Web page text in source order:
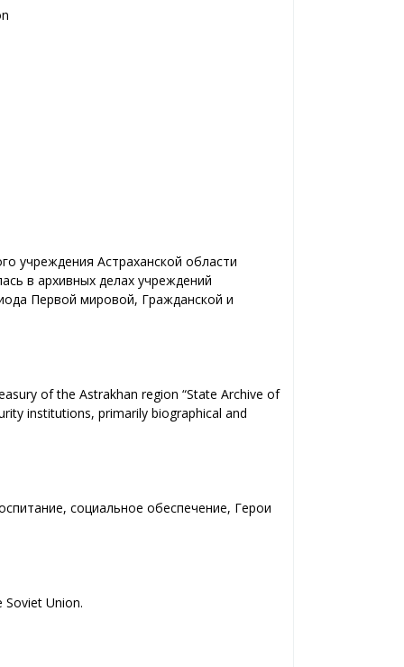
учреждения Астраханской области
в архивных делах учреждений
Первой мировой, Гражданской и
of the Astrakhan region “State Archive of
institutions, primarily biographical and
социальное обеспечение, Герои
Union.